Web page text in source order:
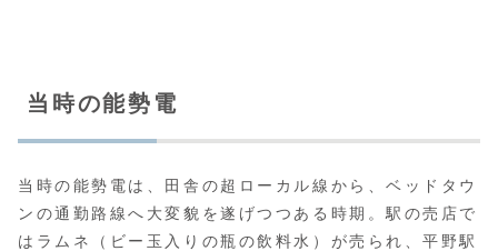
当時の能勢電
当時の能勢電は、田舎の超ローカル線から、ベッドタウ
ンの通勤路線へ大変貌を遂げつつある時期。駅の売店で
はラムネ（ビー玉入りの瓶の飲料水）が売られ、平野駅